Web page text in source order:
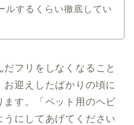
ルするくらい徹底してい
フリをしなくなること
迎えしたばかりの頃に
ます。「ペット用のヘビ
にしてあげてください